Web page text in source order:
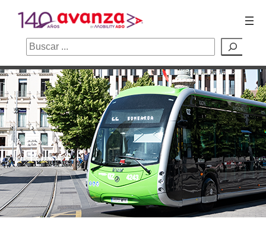
Saltar
al
contenido
Buscar